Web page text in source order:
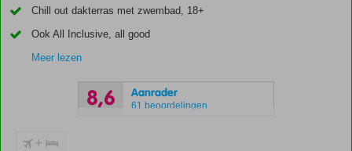
Chill out dakterras met zwembad, 18+
Ook All Inclusive, all good
Meer lezen
8,6 Aanrader
61 beoordelingen
+